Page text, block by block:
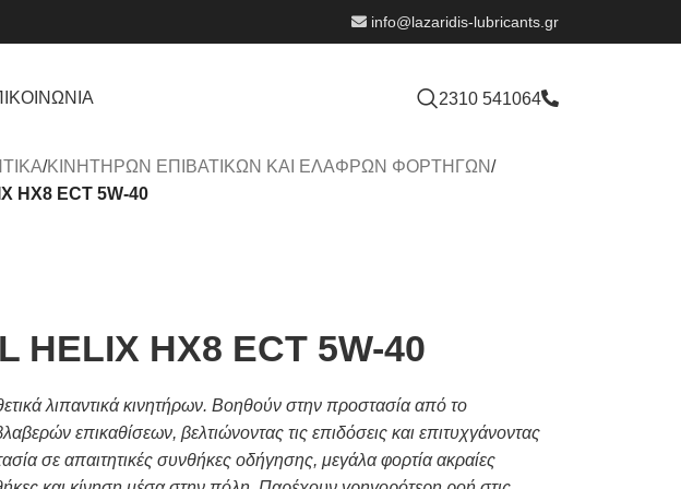
info@lazaridis-lubricants.gr
2310 541064
/ΚΙΝΗΤΗΡΩΝ ΕΠΙΒΑΤΙΚΩΝ ΚΑΙ ΕΛΑΦΡΩΝ ΦΟΡΤΗΓΩΝ/
HX8 ECT 5W-40
HELIX HX8 ECT 5W-40
λιπαντικά κινητήρων. Βοηθούν στην προστασία από το
επικαθίσεων, βελτιώνοντας τις επιδόσεις και επιτυχγάνοντας
σε απαιτητικές συνθήκες οδήγησης, μεγάλα φορτία ακραίες